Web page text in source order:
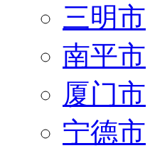
三明市
南平市
厦门市
宁德市